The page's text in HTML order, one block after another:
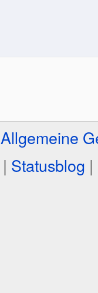
Allgemeine
| Statusblog |